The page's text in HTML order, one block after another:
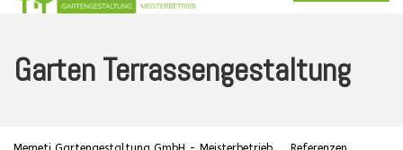
Garten Terrassengestaltung